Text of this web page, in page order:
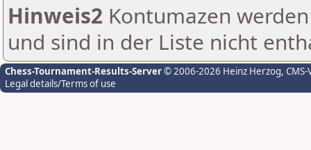
Hinweis2 Kontumazen
und sind in der Liste nicht
Chess-Tournament-Results-Server© 2006-2026 Heinz Herzog,
Legal details/Terms of use